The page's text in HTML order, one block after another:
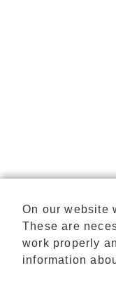
On our website
These are
work properly
information